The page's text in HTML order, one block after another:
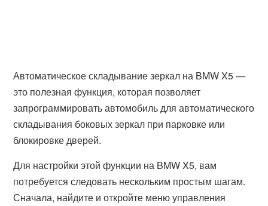
Автоматическое складывание зеркал на BMW X5 —
это полезная функция, которая позволяет
запрограммировать автомобиль для автоматического
складывания боковых зеркал при парковке или
блокировке дверей.
Для настройки этой функции на BMW X5, вам
потребуется следовать нескольким простым шагам.
Сначала, найдите и откройте меню управления